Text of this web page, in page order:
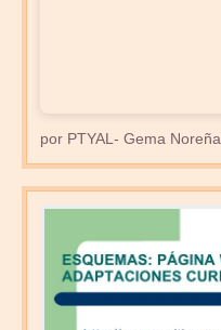
por PTYAL- Gema Noreña